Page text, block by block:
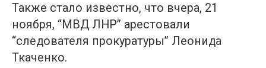
Также стало известно, что вчера, 21
ноября, “МВД ЛНР” арестовали
“следователя прокуратуры” Леонида
Ткаченко.